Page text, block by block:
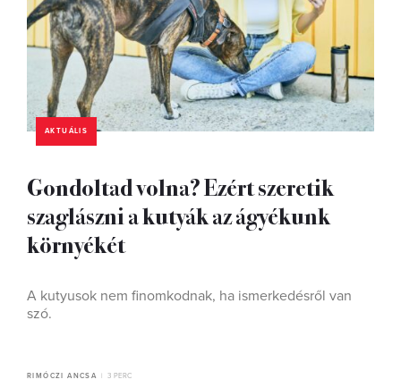
AKTUÁLIS
Gondoltad volna? Ezért szeretik
szaglászni a kutyák az ágyékunk
környékét
A kutyusok nem finomkodnak, ha ismerkedésről van
szó.
RIMÓCZI ANCSA 3 PERC